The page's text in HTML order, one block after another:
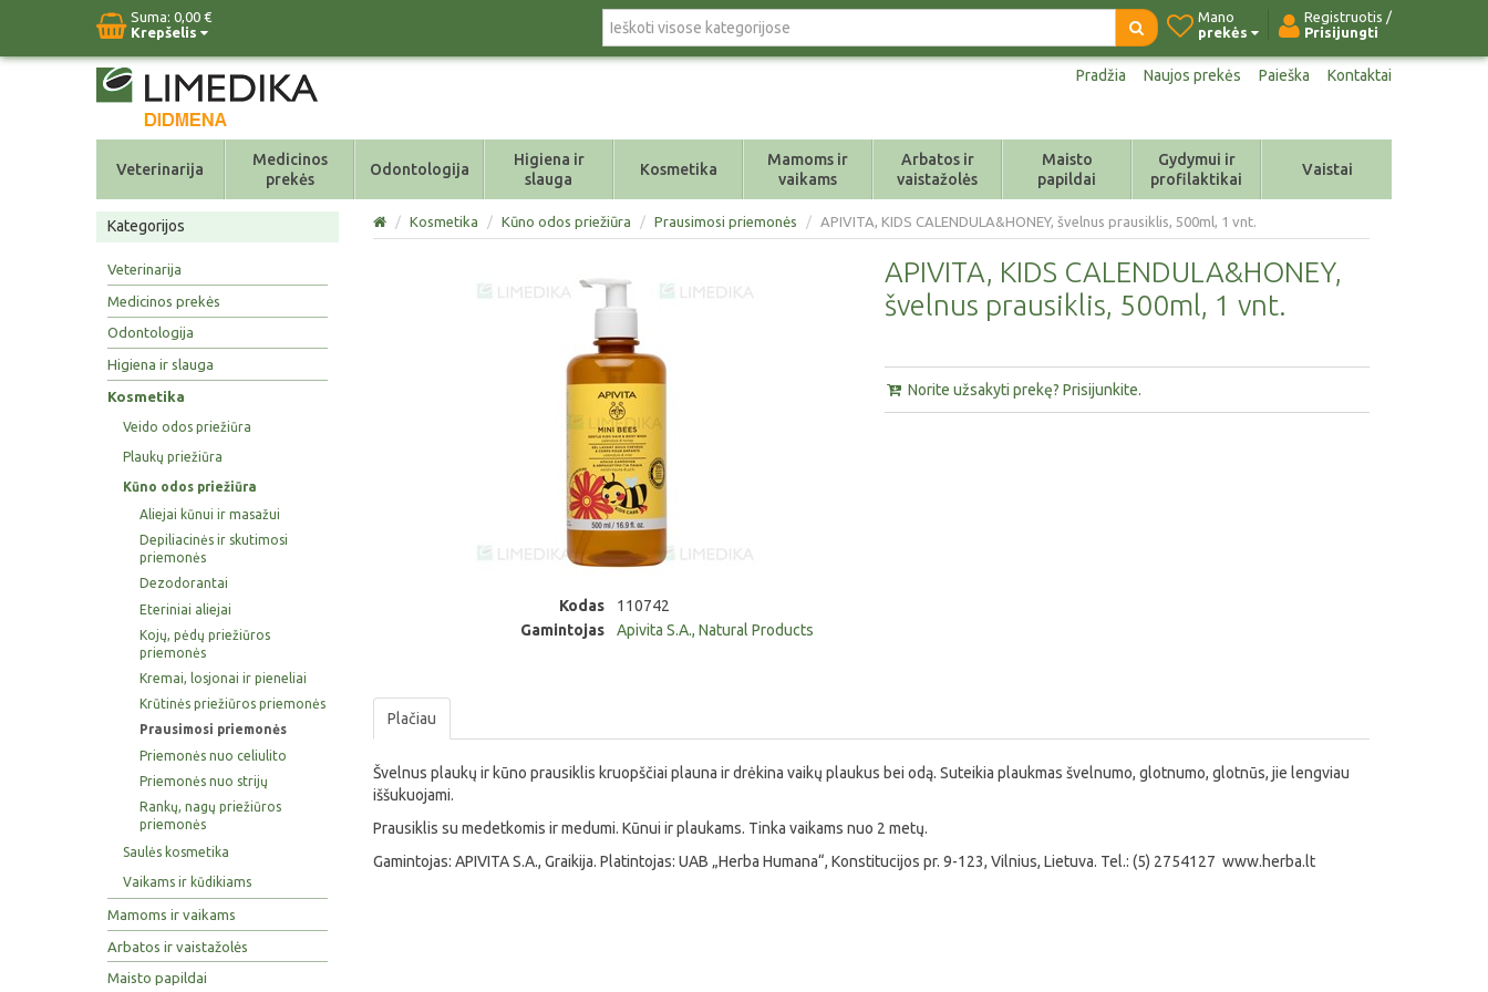
Suma: 0,00 €
Krepšelis
Registruotis /
Prisijungti
Mano
prekės
Pradžia Naujos prekės Paieška Kontaktai
Veterinarija
Medicinos
prekės
Odontologija
Higiena ir
slauga
Kosmetika
Mamoms ir
vaikams
Arbatos ir
vaistažolės
Maisto
papildai
Gydymui ir
profilaktikai
Vaistai
Kategorijos
Veterinarija
Medicinos prekės
Odontologija
Higiena ir slauga
Kosmetika
Veido odos priežiūra
Plaukų priežiūra
Kūno odos priežiūra
Aliejai kūnui ir masažui
Depiliacinės ir skutimosi
priemonės
Dezodorantai
Eteriniai aliejai
Kojų, pėdų priežiūros
priemonės
Kremai, losjonai ir pieneliai
Krūtinės priežiūros priemonės
Prausimosi priemonės
Priemonės nuo celiulito
Priemonės nuo strijų
Rankų, nagų priežiūros
priemonės
Saulės kosmetika
Vaikams ir kūdikiams
Mamoms ir vaikams
Arbatos ir vaistažolės
Maisto papildai
/ Kosmetika / Kūno odos priežiūra / Prausimosi priemonės / APIVITA, KIDS CALENDULA&HONEY, švelnus prausiklis, 500ml, 1 vnt.
Kodas
110742
Gamintojas
Apivita S.A., Natural Products
APIVITA, KIDS CALENDULA&HONEY,
švelnus prausiklis, 500ml, 1 vnt.
Norite užsakyti prekę? Prisijunkite.
Plačiau
Švelnus plaukų ir kūno prausiklis kruopščiai plauna ir drėkina vaikų plaukus bei odą. Suteikia plaukmas švelnumo, glotnumo, glotnūs, jie lengviau
iššukuojami.
Prausiklis su medetkomis ir medumi. Kūnui ir plaukams. Tinka vaikams nuo 2 metų.
Gamintojas: APIVITA S.A., Graikija. Platintojas: UAB „Herba Humana“, Konstitucijos pr. 9-123, Vilnius, Lietuva. Tel.: (5) 2754127 www.herba.lt